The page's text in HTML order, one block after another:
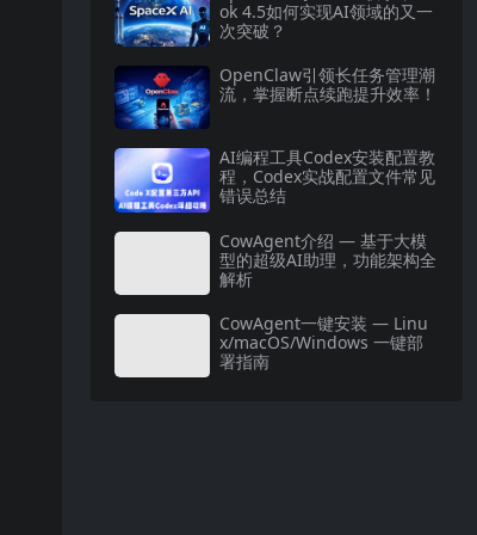
ok 4.5如何实现AI领域的又一
次突破？
OpenClaw引领长任务管理潮
流，掌握断点续跑提升效率！
AI编程工具Codex安装配置教
程，Codex实战配置文件常见
错误总结
CowAgent介绍 — 基于大模
型的超级AI助理，功能架构全
解析
CowAgent一键安装 — Linu
x/macOS/Windows 一键部
署指南